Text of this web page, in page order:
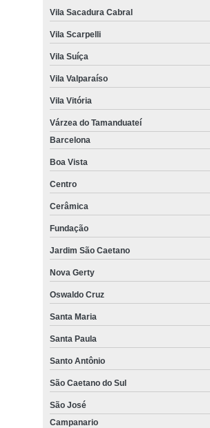
Vila Sacadura Cabral
Vila Scarpelli
Vila Suíça
Vila Valparaíso
Vila Vitória
Várzea do Tamanduateí
Barcelona
Boa Vista
Centro
Cerâmica
Fundação
Jardim São Caetano
Nova Gerty
Oswaldo Cruz
Santa Maria
Santa Paula
Santo Antônio
São Caetano do Sul
São José
Campanario